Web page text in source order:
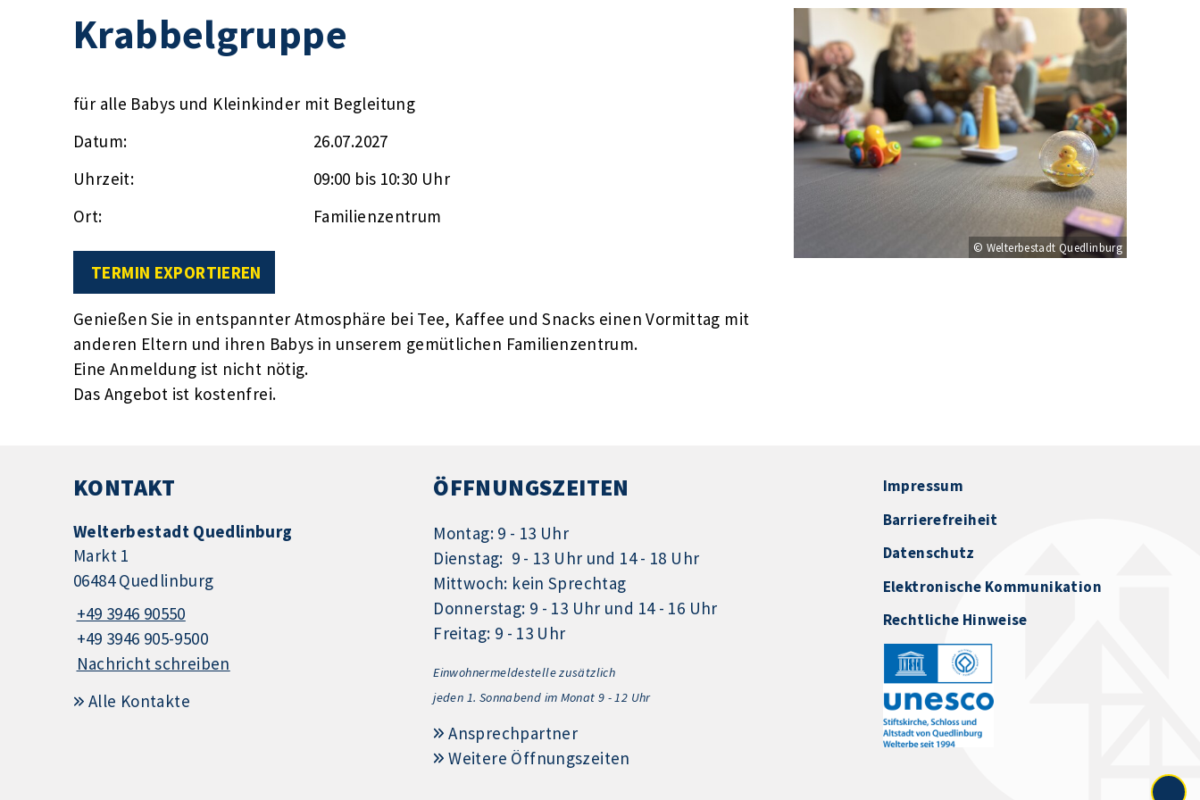
Krabbelgruppe
für alle Babys und Kleinkinder mit Begleitung
Datum:
26.07.2027
Uhrzeit:
09:00 bis 10:30 Uhr
Ort:
Familienzentrum
TERMIN EXPORTIEREN
Genießen Sie in entspannter Atmosphäre bei Tee, Kaffee und Snacks einen Vormittag mit
anderen Eltern und ihren Babys in unserem gemütlichen Familienzentrum.
Eine Anmeldung ist nicht nötig.
Das Angebot ist kostenfrei.
© Welterbestadt Quedlinburg
KONTAKT
Welterbestadt Quedlinburg
Markt 1
06484 Quedlinburg
+49 3946 90550
+49 3946 905-9500
Nachricht schreiben
Alle Kontakte
ÖFFNUNGSZEITEN
Montag: 9 - 13 Uhr
Dienstag: 9 - 13 Uhr und 14 - 18 Uhr
Mittwoch: kein Sprechtag
Donnerstag: 9 - 13 Uhr und 14 - 16 Uhr
Freitag: 9 - 13 Uhr
Einwohnermeldestelle zusätzlich
jeden 1. Sonnabend im Monat 9 - 12 Uhr
Ansprechpartner
Weitere Öffnungszeiten
Impressum
Barrierefreiheit
Datenschutz
Elektronische Kommunikation
Rechtliche Hinweise